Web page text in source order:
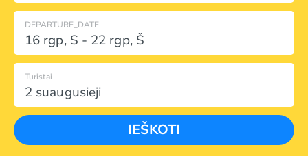
DEPARTURE_DATE
16 rgp, S - 22 rgp, Š
2 suaugusieji
Turistai
IEŠKOTI